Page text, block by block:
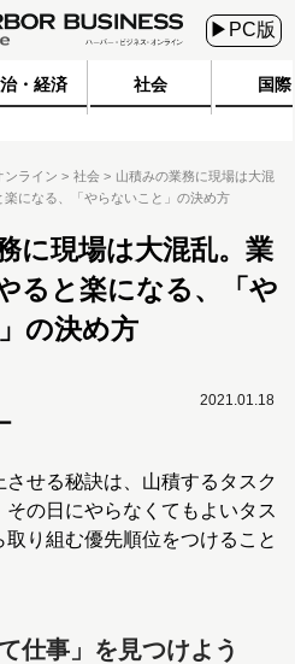
▶PC版
・経済 社会 国際
ンライン 社会
山積みの業務に現場は大混
になる、「やらないこと」の決め方
に現場は大混乱。業
ると楽になる、「や
の決め方
2021.01.18
せる秘訣は、山積するタスク
その日にやらなくてもよいタス
取り組む優先順位をつけること
仕事」を見つけよう